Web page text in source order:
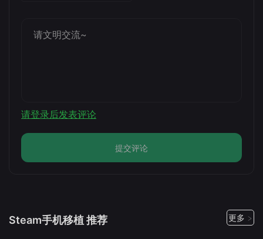
请登录后发表评论
提交评论
Steam手机移植 推荐 更多 >